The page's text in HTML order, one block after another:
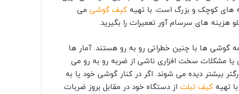
های کوچک و بزرگ است. با تهیهکیف گوشی می
هزینه های سرسام آور تعمیرات را بگیرید.
گوشی ها با چنین خطراتی رو به رو هستند. آمار ها
ها با شکستگی یا مشکلات سخت افزاری ناشی از ضربه رو به رو می
بیشتر دیده می شوند. اگر در کنار گوشی خود یا به
تهیهکیف تبلت از دستگاه خود در مقابل بروز ضربات